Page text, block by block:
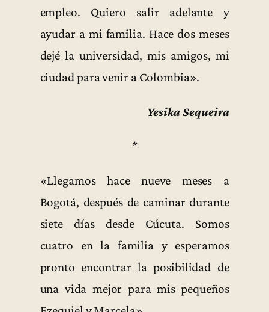
empleo. Quiero salir adelante y
ayudar a mi familia. Hace dos meses
dejé la universidad, mis amigos, mi
ciudad para venir a Colombia».
Yesika Sequeira
*
«Llegamos hace nueve meses a
Bogotá, después de caminar durante
siete días desde Cúcuta. Somos
cuatro en la familia y esperamos
pronto encontrar la posibilidad de
una vida mejor para mis pequeños